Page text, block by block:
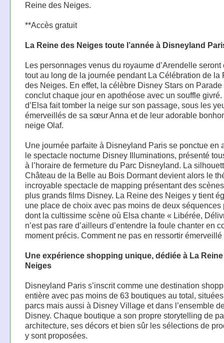
Reine des Neiges.
**Accès gratuit
La Reine des Neiges toute l’année à Disneyland
Les personnages venus du royaume d’Arendelle seront
tout au long de la journée pendant La Célébration de la
des Neiges. En effet, la célèbre Disney Stars on Parade
conclut chaque jour en apothéose avec un souffle
d’Elsa fait tomber la neige sur son passage, sous les
émerveillés de sa sœur Anna et de leur adorable
neige Olaf.
Une journée parfaite à Disneyland Paris se ponctue en
le spectacle nocturne Disney Illuminations, présenté
à l’horaire de fermeture du Parc Disneyland. La
Château de la Belle au Bois Dormant devient alors le
incroyable spectacle de mapping présentant des
plus grands films Disney. La Reine des Neiges y tient
une place de choix avec pas moins de deux séquences
dont la cultissime scène où Elsa chante « Libérée,
n’est pas rare d’ailleurs d’entendre la foule chanter en
moment précis. Comment ne pas en ressortir émerveillé
Une expérience shopping unique, dédiée à La
Neiges
Disneyland Paris s’inscrit comme une destination
entière avec pas moins de 63 boutiques au total,
parcs mais aussi à Disney Village et dans l’ensemble
Disney. Chaque boutique a son propre storytelling de
architecture, ses décors et bien sûr les sélections de
y sont proposées.